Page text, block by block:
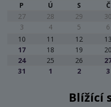
P
Ú S Č
27
28 29 30
3
4 5 6
10
11 12 13
17
18 19 20
24
25 26
31
1 2 3
Blížící